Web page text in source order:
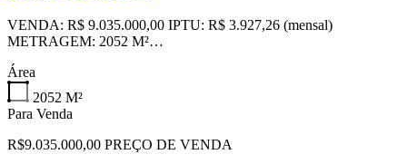
VENDA: R$ 9.035.000,00 IPTU: R$ 3.927,26 (mensal)
METRAGEM: 2052 M²…
Área
2052 M²
Para Venda
R$9.035.000,00 PREÇO DE VENDA